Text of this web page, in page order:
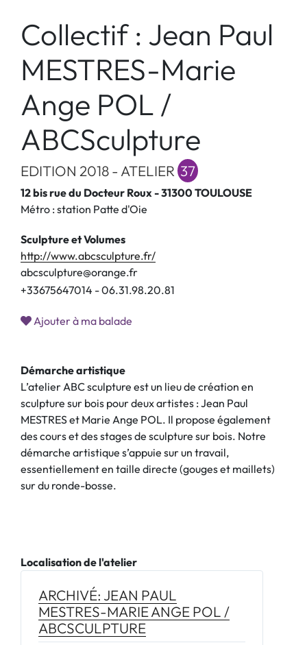
Collectif : Jean Paul
MESTRES-Marie
Ange POL /
ABCSculpture
EDITION 2018 - ATELIER 37
12 bis rue du Docteur Roux - 31300 TOULOUSE
Métro : station Patte d'Oie
Sculpture et Volumes
http://www.abcsculpture.fr/
abcsculpture@orange.fr
+33675647014 -06.31.98.20.81
Ajouter à ma balade
Démarche artistique
L’atelier ABC sculpture est un lieu de création en
sculpture sur bois pour deux artistes : Jean Paul
MESTRES et Marie Ange POL. Il propose également
des cours et des stages de sculpture sur bois. Notre
démarche artistique s’appuie sur un travail,
essentiellement en taille directe (gouges et maillets)
sur du ronde-bosse.
Localisation de l'atelier
ARCHIVÉ: JEAN PAUL
MESTRES-MARIE ANGE POL /
ABCSCULPTURE